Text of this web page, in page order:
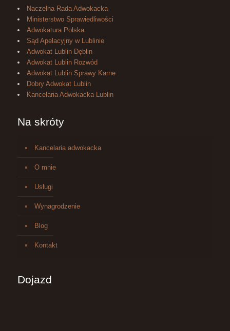
Naczelna Rada Adwokacka
Ministerstwo Sprawiedliwości
Adwokatura Polska
Sąd Apelacyjny w Lublinie
Adwokat Lublin Dęblin
Adwokat Lublin Rozwód
Adwokat Lublin Sprawy Karne
Dobry Adwokat Lublin
Kancelaria Adwokacka Lublin
Na skróty
Kancelaria adwokacka
O mnie
Usługi
Wynagrodzenie
Blog
Kontakt
Dojazd